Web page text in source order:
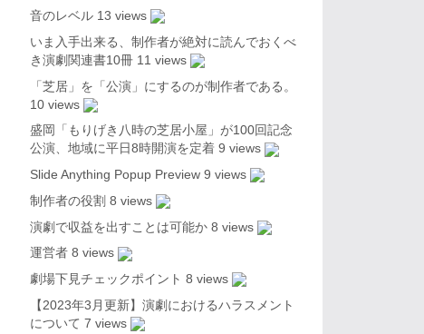
音のレベル 13 views
いま入手出来る、制作者が絶対に読んでおくべ
き演劇関連書10冊 11 views
「芝居」を「公演」にするのが制作者である。
10 views
盛岡「もりげき八時の芝居小屋」が100回記念
公演、地域に平日8時開演を定着 9 views
Slide Anything Popup Preview 9 views
制作者の役割 8 views
演劇で収益を出すことは可能か 8 views
運営者 8 views
劇場下見チェックポイント 8 views
【2023年3月更新】演劇におけるハラスメント
について 7 views